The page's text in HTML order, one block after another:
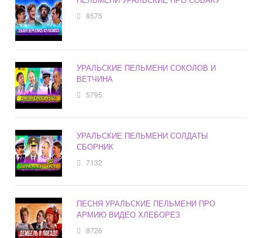
8575
УРАЛЬСКИЕ ПЕЛЬМЕНИ СОКОЛОВ И
ВЕТЧИНА
5795
УРАЛЬСКИЕ ПЕЛЬМЕНИ СОЛДАТЫ
СБОРНИК
7132
ПЕСНЯ УРАЛЬСКИЕ ПЕЛЬМЕНИ ПРО
АРМИЮ ВИДЕО ХЛЕБОРЕЗ
8726